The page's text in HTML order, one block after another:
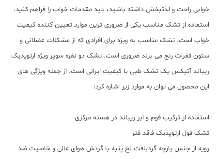
خوابی راحت و لذتبخش داشته باشید، باید مقدمات خواب را فراهم کنید.
استفاده از تشک مناسب یکی از ضروری ترین موارد تعیین کننده کیفیت
خواب است. تشک مناسب به ویژه برای افرادی که از مشکلات عضلانی و
ستون فقرات رنج می برند ضروری است. تشک دو نفره سوپر ویژه ارتوپدیک
ریباند آتیکس یک تشک طبی با کیفیت ایرانی است. از جمله ویژگی های
این محصول می توان به موارد زیر اشاره کرد:
استفاده از ترکیب فوم و ابر ریباند در هسته مرکزی
تشک فول ارتوپدیک فاقد فنر
رویه از جنس پارچه گردبافت نخ پنبه با گردش هوای عالی و خاصیت ضد